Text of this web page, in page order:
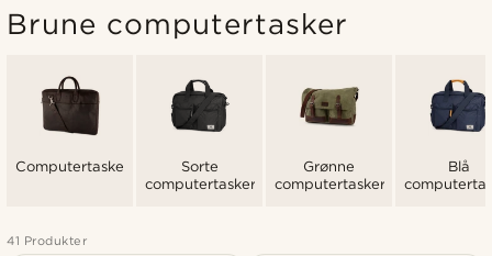
Brune computertasker
Computertasker
Sorte
computertasker
Grønne
computertasker
Blå
41 Produkter